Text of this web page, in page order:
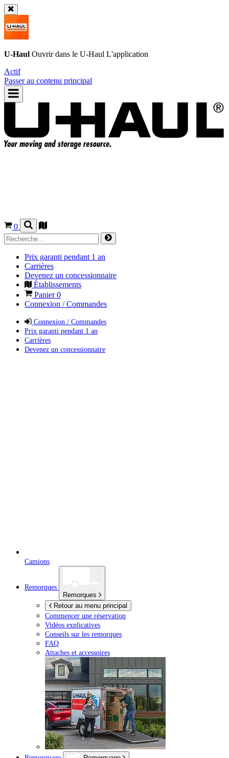
U-Haul Ouvrir dans le U-Haul L'application
Actif
Passer au contenu principal
0
Prix garanti pendant 1 an
Carrières
Devenez un concessionnaire
Établissements
Panier0
Connexion / Commandes
Connexion / Commandes
Prix garanti pendant 1 an
Carrières
Devenez un concessionnaire
Camions
Remorques
Remorques
Retour au menu principal
Commencer une réservation
Vidéos explicatives
Conseils sur les remorques
FAQ
Attaches et accessoires